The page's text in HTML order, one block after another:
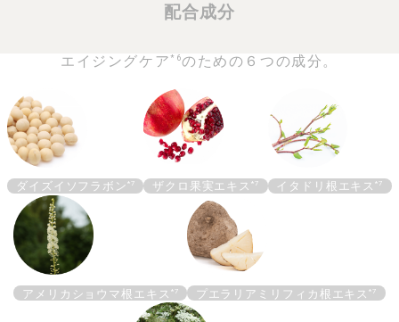
配合成分
エイジングケア*6のための６つの成分。
ダイズイソフラボン*7 ザクロ果実エキス*7 イタドリ根エキス*7
アメリカショウマ根エキス *7 プエラリアミリフィカ根エキス*7